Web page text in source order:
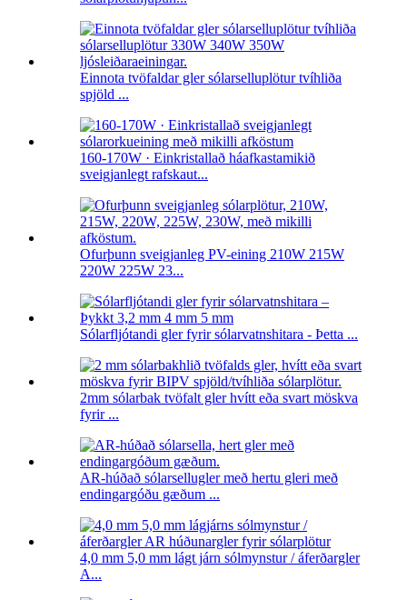
Einnota tvöfaldar gler sólarselluplötur tvíhliða
spjöld ...
160-170W · Einkristallað háafkastamikið
sveigjanlegt rafskaut...
Ofurþunn sveigjanleg PV-eining 210W 215W
220W 225W 23...
Sólarfljótandi gler fyrir sólarvatnshitara - Þetta ...
2mm sólarbak tvöfalt gler hvítt eða svart möskva
fyrir ...
AR-húðað sólarsellugler með hertu gleri með
endingargóðu gæðum ...
4,0 mm 5,0 mm lágt járn sólmynstur / áferðargler
A...